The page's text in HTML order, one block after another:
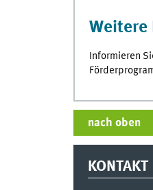
Weitere
Informieren
nach oben
KONTAKT